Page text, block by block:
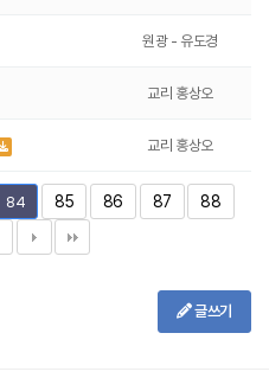
원광 - 유도경
교리 홍상오
교리 홍상오
84 85 86 87
88
글쓰기